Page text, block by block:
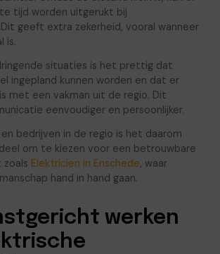
tijd worden uitgerukt bij
geeft extra zekerheid, vooral wanneer
is.
situaties is het prettig dat
ingepland kunnen worden en dat er
met een vakman uit de regio. Dit
eenvoudiger en persoonlijker.
bedrijven in de regio is het daarom
om te kiezen voor een betrouwbare
zoals Elektricien in Enschede, waar
hand in hand gaan.
werken